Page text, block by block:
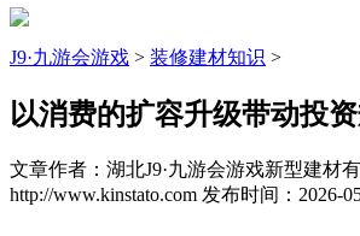
J9·九游会游戏 > 装修建材知识 >
以消费的扩容升级带动投
文章作者：湖北J9·九游会游戏新型建材
http://www.kinstato.com 发布时间：2026-